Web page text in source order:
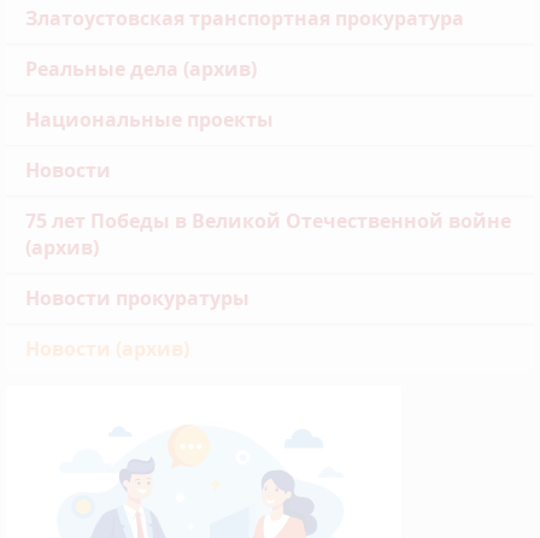
Златоустовская транспортная прокуратура
Реальные дела (архив)
Национальные проекты
Новости
75 лет Победы в Великой Отечественной войне
(архив)
Новости прокуратуры
Новости (архив)